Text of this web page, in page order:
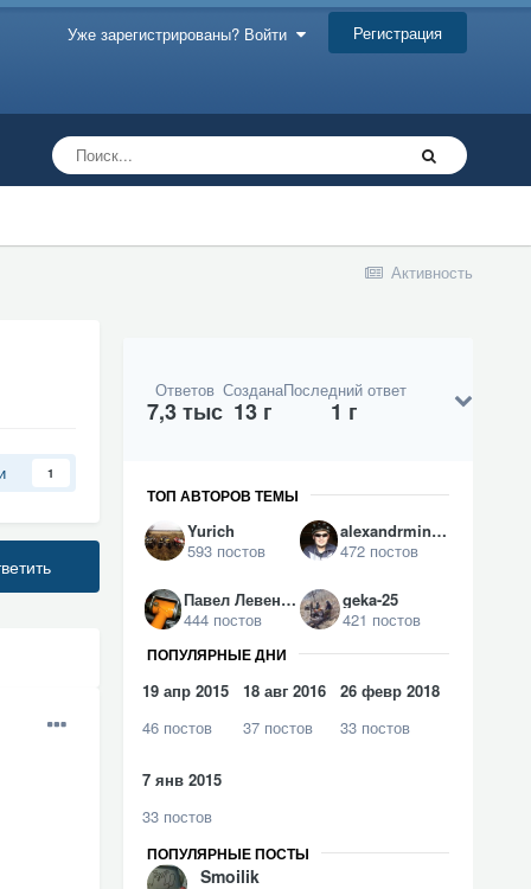
Уже зарегистрированы? Войти Регистрация
Активность
1
Ответов
7,3 тыс
Создана
13 г
Последний ответ
1 г
ТОП АВТОРОВ ТЕМЫ
Yurich
593 постов
alexandrminskiy
472 постов
Павел Левенсон
444 постов
geka-25
421 постов
ПОПУЛЯРНЫЕ ДНИ
19 апр 2015
46 постов
18 авг 2016
37 постов
26 февр 2018
33 постов
7 янв 2015
33 постов
ПОПУЛЯРНЫЕ ПОСТЫ
Smoilik